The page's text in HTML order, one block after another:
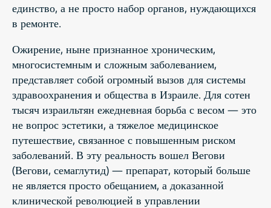
единство, а не просто набор органов, нуждающихся
в ремонте.
Ожирение, ныне признанное хроническим,
многосистемным и сложным заболеванием,
представляет собой огромный вызов для системы
здравоохранения и общества в Израиле. Для сотен
тысяч израильтян ежедневная борьба с весом — это
не вопрос эстетики, а тяжелое медицинское
путешествие, связанное с повышенным риском
заболеваний. В эту реальность вошел Вегови
(Вегови, семаглутид) — препарат, который больше
не является просто обещанием, а доказанной
клинической революцией в управлении